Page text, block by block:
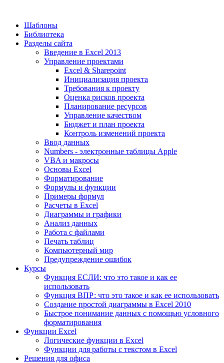
Шаблоны
Библиотека
Разделы сайта
Введение в Excel 2013
Управление проектами
Excel & Sharepoint
Инициализация проекта
Требования к проекту
Оценка рисков проекта
Планирование ресурсов
Управление качеством
Бюджет и план проекта
Контроль изменений проекта
Ввод данных
Numbers - электронные таблицы Apple
VBA и макросы
Основы Excel
Форматирование
Формулы и функции
Примеры формул
Расчеты в Excel
Диаграммы и графики
Анализ данных
Работа с файлами
Печать таблиц
Компьютерный мир
Предупреждение ошибок
Курсы
Функция ЕСЛИ: что это такое и как ее
использовать
Функция ВПР: что это такое и как ее использовать
Создание простой диаграммы в Excel 2010
Быстрое понимание данных с помощью условного
форматирования
Функции Excel
Логические функции в Excel
Функции для работы с текстом в Excel
Решения для офиса